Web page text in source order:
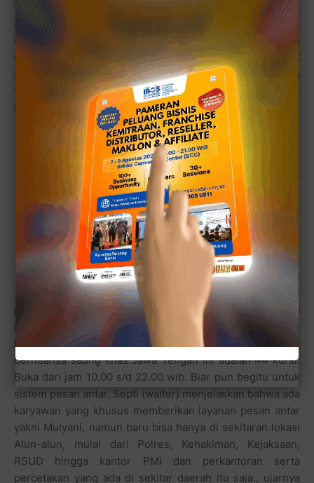
tentunya sedikit asam. Khusus untuk bumbu sambel
Ayam Gorengnya, kelanakuliner menilai lumayan pedas
dan manis. Namun melihat warnanya saja yang merah
menggairahkan, sepertinya semakin menambah nikmat
gurih dan empuknya ayam goreng kampung ini. Anda
tertarik dan mau mencobanya untuk dibawa pulang buat
keluarga Anda?
Kunjungi saja RM Ibu Yanti
yang terletak di jalan
Veteran No.28, Margajaya -
Bekasi (depan Alun-alun
Bekasi), jangan kuatir
dengan lahan parkir,
karena rumah makan ini
tepat di jalan protokol
pusat kota, maka lahan
parkir yang tersedia adalah sepanjang jalan. Sistem
pelayanan adalah Dine In dan Take Away dengan
kapasitas maksimum daya tampung rumah makan
bernuansa saung khas Jawa Tengah ini adalah 44 kursi.
Buka dari jam 10.00 s/d 22.00 wib. Biar pun begitu untuk
sistem pesan antar, Septi (waiter) menjelaskan bahwa ada
karyawan yang khusus memberikan layanan pesan antar
yakni Mulyani, namun baru bisa hanya di sekitaran lokasi
Alun-alun, mulai dari Polres, Kehakiman, Kejaksaan,
RSUD hingga kantor PMI dan perkantoran serta
percetakan yang ada di sekitar daerah itu saja., ujarnya